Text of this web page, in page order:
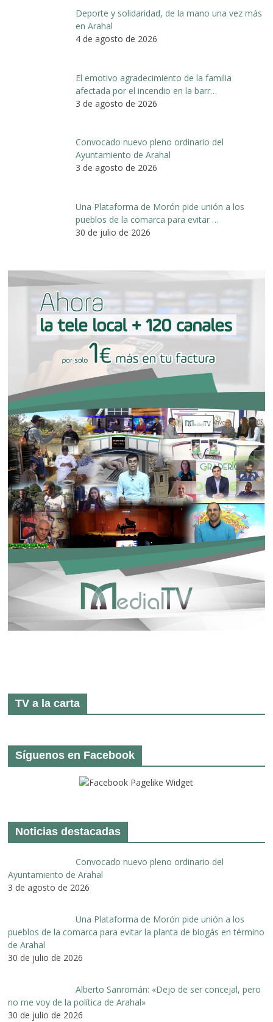
Deporte y solidaridad, de la mano una vez más
en Arahal
4 de agosto de 2026
El emotivo agradecimiento de la familia
afectada por el incendio en la barr…
3 de agosto de 2026
Convocado nuevo pleno ordinario del
Ayuntamiento de Arahal
3 de agosto de 2026
Una Plataforma de Morón pide unión a los
pueblos de la comarca para evitar …
30 de julio de 2026
TV a la carta
Síguenos en Facebook
Noticias destacadas
Convocado nuevo pleno ordinario del
Ayuntamiento de Arahal
3 de agosto de 2026
Una Plataforma de Morón pide unión a los
pueblos de la comarca para evitar la planta de biogás en término
de Arahal
30 de julio de 2026
Alberto Sanromán: «Dejo de ser concejal, pero
no me voy de la política de Arahal»
30 de julio de 2026